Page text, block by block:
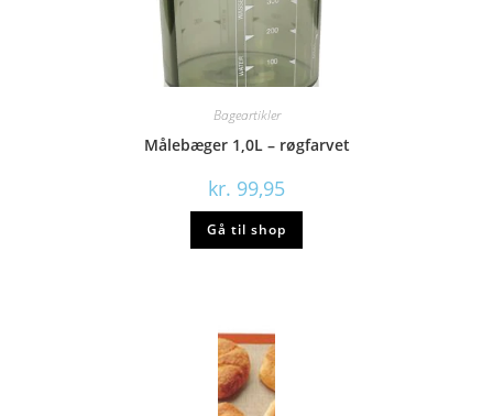
Bageartikler
Målebæger 1,0L – røgfarvet
kr. 99,95
Gå til shop